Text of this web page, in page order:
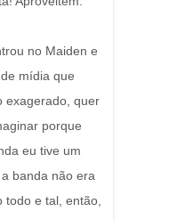
no Maiden e
mídia que
exagerado, quer
porque
eu tive um
banda não era
e tal, então,